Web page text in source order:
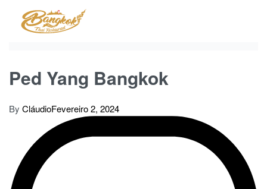
Ped Yang Bangkok
By CláudioFevereiro 2, 2024